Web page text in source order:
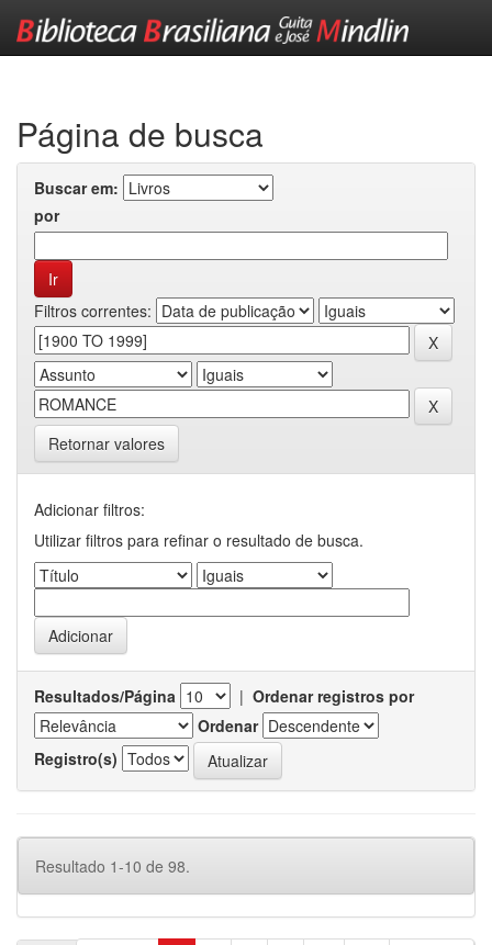
Página de busca
Buscar em:
por
Filtros correntes:
Retornar valores
Adicionar filtros:
Utilizar filtros para refinar o resultado de busca.
Resultados/Página | Ordenar registros por
Ordenar
Registro(s)
Resultado 1-10 de 98.